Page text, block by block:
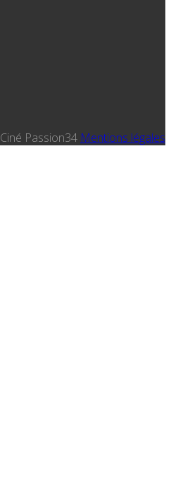
Passion34 Mentions légales